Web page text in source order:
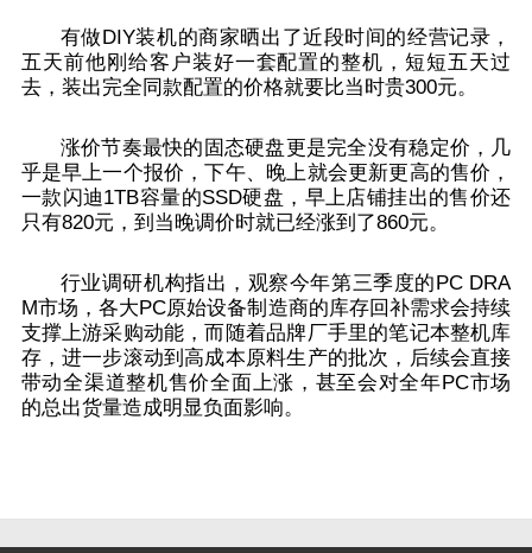
有做DIY装机的商家晒出了近段时间的经营记录，
五天前他刚给客户装好一套配置的整机，短短五天过
去，装出完全同款配置的价格就要比当时贵300元。
涨价节奏最快的固态硬盘更是完全没有稳定价，几
乎是早上一个报价，下午、晚上就会更新更高的售价，
一款闪迪1TB容量的SSD硬盘，早上店铺挂出的售价还
只有820元，到当晚调价时就已经涨到了860元。
行业调研机构指出，观察今年第三季度的PC DRA
M市场，各大PC原始设备制造商的库存回补需求会持续
支撑上游采购动能，而随着品牌厂手里的笔记本整机库
存，进一步滚动到高成本原料生产的批次，后续会直接
带动全渠道整机售价全面上涨，甚至会对全年PC市场
的总出货量造成明显负面影响。